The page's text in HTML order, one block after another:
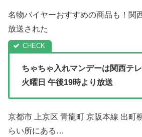
名物バイヤーおすすめの商品も！関
放送された
ちゃちゃ入れマンデーは関西テ
火曜日 午後19時より放送
京都市 上京区 青龍町 京阪本線 出町
らい所にある…